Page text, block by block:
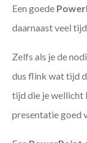
Een goede
daarnaast veel
Zelfs als je de
dus flink wat tijd
tijd die je wellicht
presentatie goed